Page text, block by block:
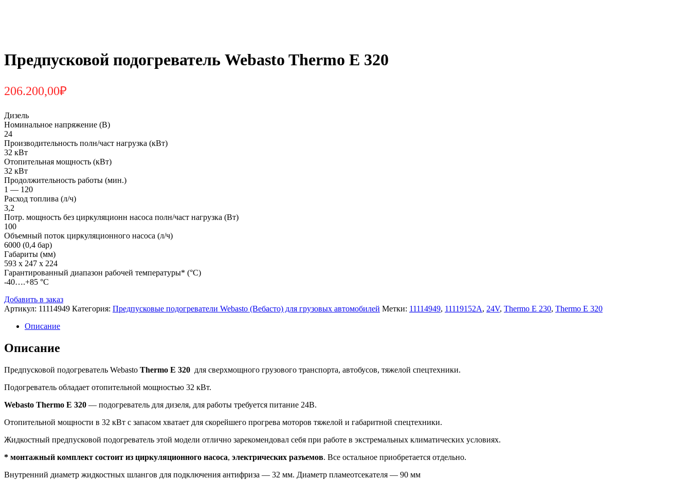
Предпусковой подогреватель Webasto Thermo E 320
206.200,00₽
Дизель
Номинальное напряжение (В)
24
Производительность полн/част нагрузка (кВт)
32 кВт
Отопительная мощность (кВт)
32 кВт
Продолжительность работы (мин.)
1 — 120
Расход топлива (л/ч)
3,2
Потр. мощность без циркуляционн насоса полн/част нагрузка (Вт)
100
Объемный поток циркуляционного насоса (л/ч)
6000 (0,4 бар)
Габариты (мм)
593 х 247 х 224
Гарантированный диапазон рабочей температуры* (°С)
-40….+85 °С
Добавить в заказ
Артикул: 11114949 Категория: Предпусковые подогреватели Webasto (Вебасто) для грузовых автомобилей Метки: 11114949, 11119152A, 24V, Thermo E 230, Thermo E 320
Описание
Описание
Предпусковой подогреватель Webasto Thermo E 320 для сверхмощного грузового транспорта, автобусов, тяжелой спецтехники.
Подогреватель обладает отопительной мощностью 32 кВт.
Webasto Thermo E 320 — подогреватель для дизеля, для работы требуется питание 24В.
Отопительной мощности в 32 кВт с запасом хватает для скорейшего прогрева моторов тяжелой и габаритной спецтехники.
Жидкостный предпусковой подогреватель этой модели отлично зарекомендовал себя при работе в экстремальных климатических условиях.
* монтажный комплект состоит из циркуляционного насоса, электрических разъемов. Все остальное приобретается отдельно.
Внутренний диаметр жидкостных шлангов для подключения антифриза — 32 мм. Диаметр пламеотсекателя — 90 мм